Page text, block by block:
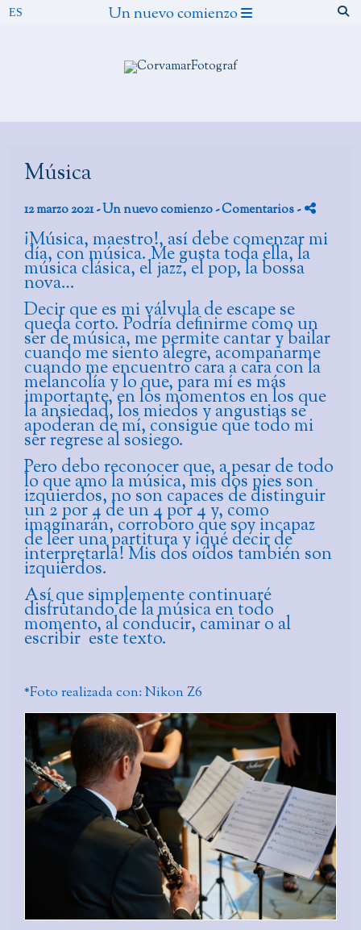
Un nuevo comienzo
Música
12 marzo 2021 -Un nuevo comienzo- Comentarios-
¡Música, maestro!, así debe comenzar mi
día, con música. Me gusta toda ella, la
música clásica, el jazz, el pop, la bossa
nova…
Decir que es mi válvula de escape se
queda corto. Podría definirme como un
ser de música, me permite cantar y bailar
cuando me siento alegre, acompañarme
cuando me encuentro cara a cara con la
melancolía y lo que, para mí es más
importante, en los momentos en los que
la ansiedad, los miedos y angustias se
apoderan de mí, consigue que todo mi
ser regrese al sosiego.
Pero debo reconocer que, a pesar de todo
lo que amo la música, mis dos pies son
izquierdos, no son capaces de distinguir
un 2 por 4 de un 4 por 4 y, como
imaginarán, corroboro que soy incapaz
de leer una partitura y ¡qué decir de
interpretarla! Mis dos oídos también son
izquierdos.
Así que simplemente continuaré
disfrutando de la música en todo
momento, al conducir, caminar o al
escribir este texto.
*Foto realizada con: Nikon Z6